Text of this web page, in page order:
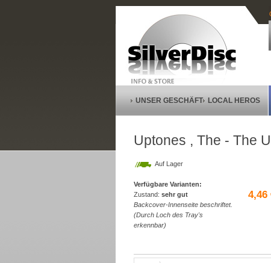
UNSER GESCHÄFT LOCAL HEROS
Uptones , The - The
Auf Lager
Verfügbare Varianten:
Zustand: sehr gut
Backcover-Innenseite beschriftet.
(Durch Loch des Tray's
erkennbar)
4,46